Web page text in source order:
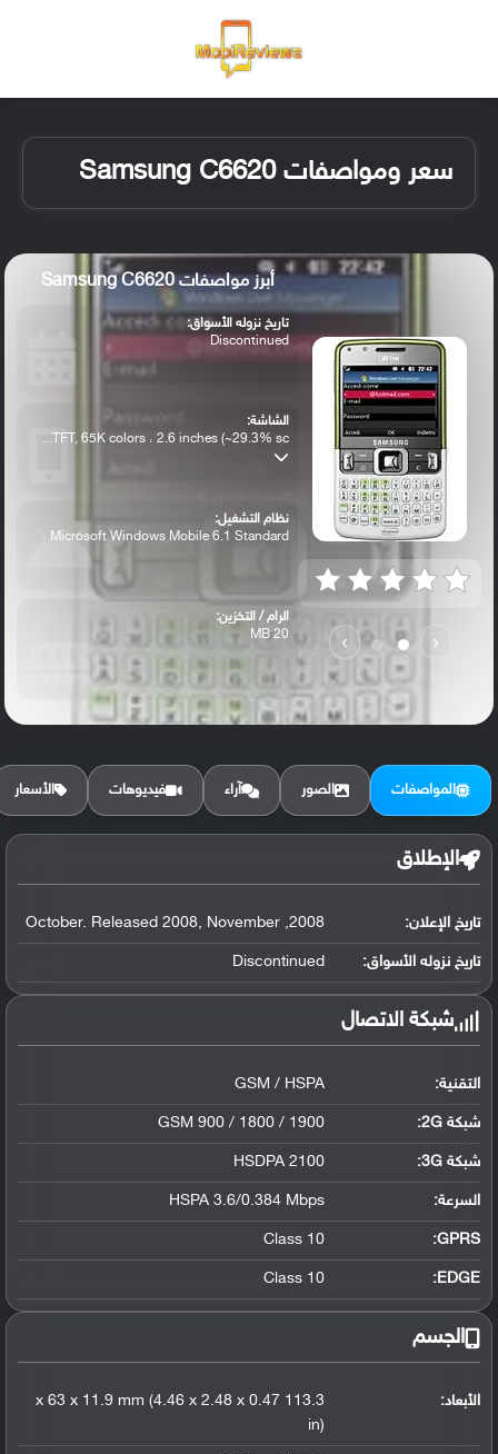
سعر ومواصفات Samsung C6620
‹
›
أبرز مواصفات Samsung C6620
تاريخ نزوله الأسواق:
Discontinued
الشاشة:
TFT, 65K colors ، 2.6 inches (~29.3% sc...
نظام التشغيل:
Microsoft Windows Mobile 6.1 Standard
الرام / التخزين:
20 MB
الكاميرا الأساسية:
المواصفات الصور آراء فيديوهات الأسعار
الإطلاق
تاريخ الإعلان: 2008, October. Released 2008, November
تاريخ نزوله الأسواق: Discontinued
شبكة الاتصال
التقنية: GSM / HSPA
شبكة 2G: GSM 900 / 1800 / 1900
شبكة 3G :
HSDPA 2100
السرعة: HSPA 3.6/0.384 Mbps
GPRS:
Class 10
EDGE:
Class 10
الجسم
الأبعاد:
113.3 x 63 x 11.9 mm (4.46 x 2.48 x 0.47
in)